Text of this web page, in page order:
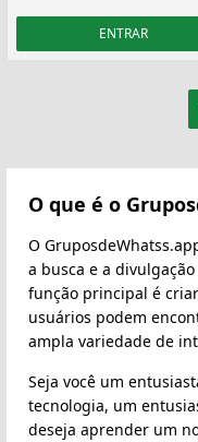
ENTRAR
O que é o
O
a busca e a
função principal é
usuários podem
ampla variedade de
Seja você um
tecnologia, um
deseja aprender um